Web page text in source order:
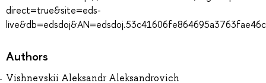
direct=true&site=eds-
Authors
Vishnevskii Aleksandr Aleksandrovich